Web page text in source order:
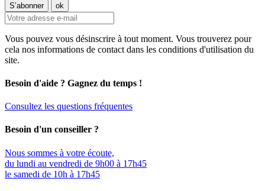
Vous pouvez vous désinscrire à tout moment. Vous trouverez pour
cela nos informations de contact dans les conditions d'utilisation du
site.
Besoin d'aide ? Gagnez du temps !
Consultez les questions fréquentes
Besoin d'un conseiller ?
Nous sommes à votre écoute,
du lundi au vendredi de 9h00 à 17h45
le samedi de 10h à 17h45